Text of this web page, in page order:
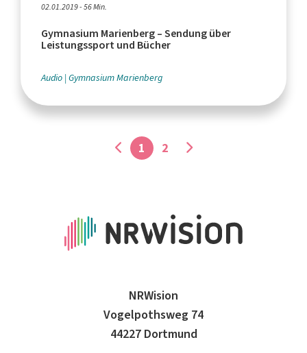
02.01.2019 - 56 Min.
Gymnasium Marienberg – Sendung über
Leistungssport und Bücher
Audio Gymnasium Marienberg
1 2
NRWision
Vogelpothsweg 74
44227 Dortmund